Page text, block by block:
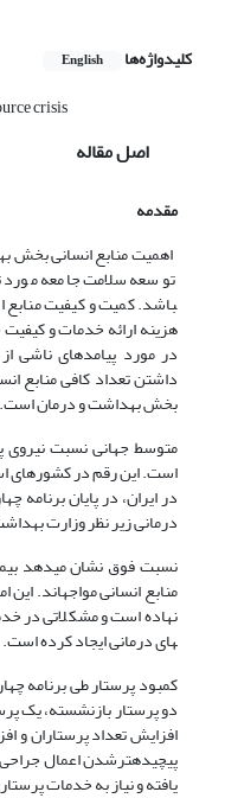
کلیدواژه‌ها English
crisis
اصل مقاله
مقدمه
اهمیت منابع انسانی بخش
باشد. کمیت و کیفیت منابع
هزینه ارائه خدمات و
در مورد پیامدهای ناشی
داشتن تعداد کافی منابع
بخش بهداشت و درمان است.
درمانی زیر نظر وزارت
نسبت فوق نشان­ می­دهد
منابع انسانی مواجه­اند.
های درمانی ایجاد کرده است.
کمبود پرستار طی برنامه
دو پرستار بازنشسته، یک
افزایش تعداد پرستاران و
پیچیده­تر­شدن اعمال
یافته و نیاز به خدمات